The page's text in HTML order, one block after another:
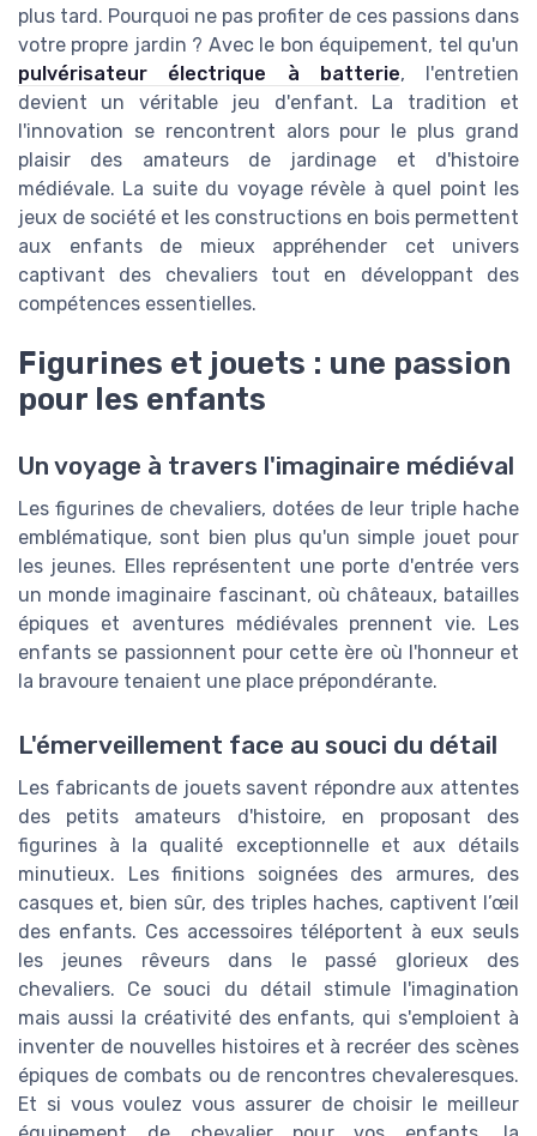
plus tard. Pourquoi ne pas profiter de ces passions dans
votre propre jardin ? Avec le bon équipement, tel qu'un
pulvérisateur électrique à batterie, l'entretien
devient un véritable jeu d'enfant. La tradition et
l'innovation se rencontrent alors pour le plus grand
plaisir des amateurs de jardinage et d'histoire
médiévale. La suite du voyage révèle à quel point les
jeux de société et les constructions en bois permettent
aux enfants de mieux appréhender cet univers
captivant des chevaliers tout en développant des
compétences essentielles.
Figurines et jouets : une passion
pour les enfants
Un voyage à travers l'imaginaire médiéval
Les figurines de chevaliers, dotées de leur triple hache
emblématique, sont bien plus qu'un simple jouet pour
les jeunes. Elles représentent une porte d'entrée vers
un monde imaginaire fascinant, où châteaux, batailles
épiques et aventures médiévales prennent vie. Les
enfants se passionnent pour cette ère où l'honneur et
la bravoure tenaient une place prépondérante.
L'émerveillement face au souci du détail
Les fabricants de jouets savent répondre aux attentes
des petits amateurs d'histoire, en proposant des
figurines à la qualité exceptionnelle et aux détails
minutieux. Les finitions soignées des armures, des
casques et, bien sûr, des triples haches, captivent l’œil
des enfants. Ces accessoires téléportent à eux seuls
les jeunes rêveurs dans le passé glorieux des
chevaliers. Ce souci du détail stimule l'imagination
mais aussi la créativité des enfants, qui s'emploient à
inventer de nouvelles histoires et à recréer des scènes
épiques de combats ou de rencontres chevaleresques.
Et si vous voulez vous assurer de choisir le meilleur